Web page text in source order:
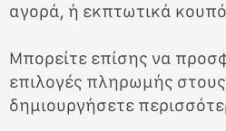
αγορά, ή εκπτωτικά
Μπορείτε επίσης να
επιλογές πληρωμής
δημιουργήσετε